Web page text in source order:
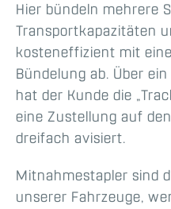
Hier bündeln mehrere
Transportkapazitäten
kosteneffizient mit
Bündelung ab. Über
hat der Kunde die
eine Zustellung auf
dreifach avisiert.
Mitnahmestapler sind
unserer Fahrzeuge,